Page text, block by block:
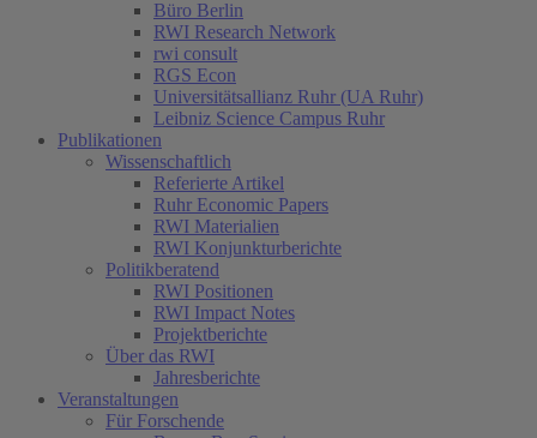
Büro Berlin
RWI Research Network
rwi consult
RGS Econ
Universitätsallianz Ruhr (UA Ruhr)
Leibniz Science Campus Ruhr
Publikationen
Wissenschaftlich
Referierte Artikel
Ruhr Economic Papers
RWI Materialien
RWI Konjunkturberichte
Politikberatend
RWI Positionen
RWI Impact Notes
Projektberichte
Über das RWI
Jahresberichte
Veranstaltungen
Für Forschende